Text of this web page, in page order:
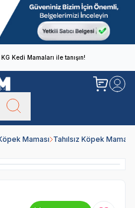
Kedi Mamaları ile tanışın!
Maması Tahılsız Köpek Maması